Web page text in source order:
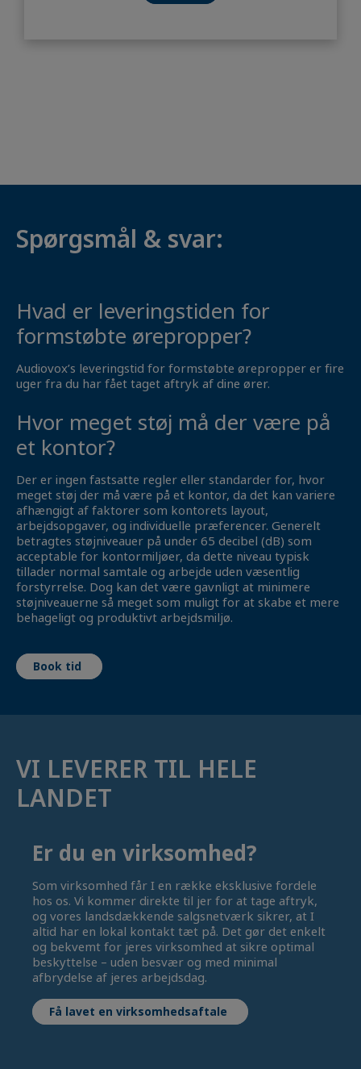
Spørgsmål & svar:
Hvad er leveringstiden for
formstøbte ørepropper?
Audiovox’s leveringstid for formstøbte ørepropper er fire
uger fra du har fået taget aftryk af dine ører.
Hvor meget støj må der være på
et kontor?
Der er ingen fastsatte regler eller standarder for, hvor
meget støj der må være på et kontor, da det kan variere
afhængigt af faktorer som kontorets layout,
arbejdsopgaver, og individuelle præferencer. Generelt
betragtes støjniveauer på under 65 decibel (dB) som
acceptable for kontormiljøer, da dette niveau typisk
tillader normal samtale og arbejde uden væsentlig
forstyrrelse. Dog kan det være gavnligt at minimere
støjniveauerne så meget som muligt for at skabe et mere
behageligt og produktivt arbejdsmiljø.
Book tid
VI LEVERER TIL HELE
LANDET
Er du en virksomhed?
Som virksomhed får I en række eksklusive fordele
hos os. Vi kommer direkte til jer for at tage aftryk,
og vores landsdækkende salgsnetværk sikrer, at I
altid har en lokal kontakt tæt på. Det gør det enkelt
og bekvemt for jeres virksomhed at sikre optimal
beskyttelse – uden besvær og med minimal
afbrydelse af jeres arbejdsdag.
Få lavet en virksomhedsaftale